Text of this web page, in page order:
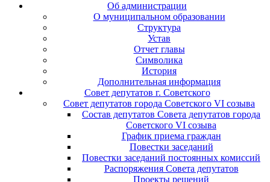
Об администрации
О муниципальном образовании
Структура
Устав
Отчет главы
Символика
История
Дополнительная информация
Совет депутатов г. Советского
Совет депутатов города Советского VI созыва
Состав депутатов Совета депутатов города
Советского VI созыва
График приема граждан
Повестки заседаний
Повестки заседаний постоянных комиссий
Распоряжения Совета депутатов
Проекты решений